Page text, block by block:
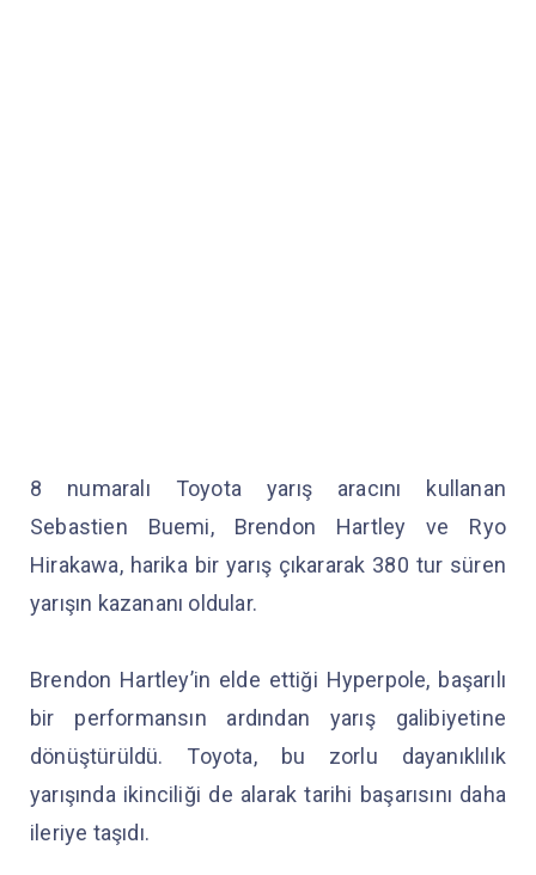
8 numaralı Toyota yarış aracını kullanan
Sebastien Buemi, Brendon Hartley ve Ryo
Hirakawa, harika bir yarış çıkararak 380 tur süren
yarışın kazananı oldular.
Brendon Hartley’in elde ettiği Hyperpole, başarılı
bir performansın ardından yarış galibiyetine
dönüştürüldü. Toyota, bu zorlu dayanıklılık
yarışında ikinciliği de alarak tarihi başarısını daha
ileriye taşıdı.